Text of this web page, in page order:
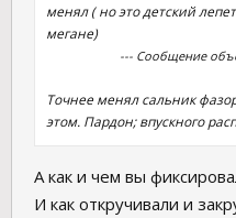
менял ( но это детский
мегане)
--- Сообщение
Точнее менял сальник
этом. Пардон; впускного
А как и чем вы
И как откручивали и